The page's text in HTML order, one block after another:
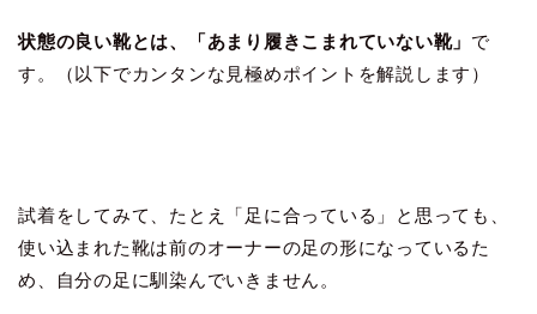
状態の良い靴とは、「あまり履きこまれていない靴」 で
す。（以下でカンタンな見極めポイントを解説します）
試着をしてみて、たとえ「足に合っている」と思っても、
使い込まれた靴は前のオーナーの足の形になっているた
め、自分の足に馴染んでいきません。